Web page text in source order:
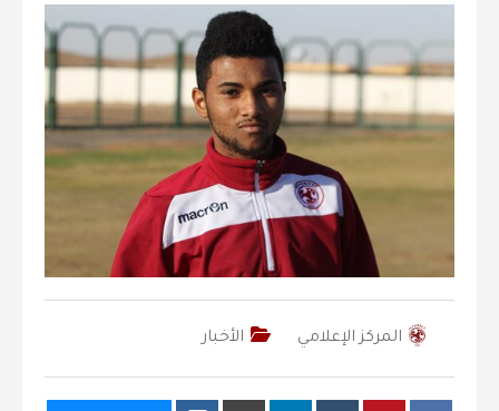
المركز الإعلامي الأخبار